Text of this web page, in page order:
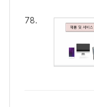
78.